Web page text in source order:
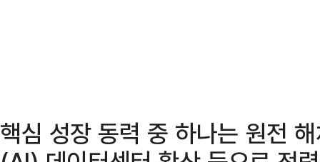
핵심 성장 동력 중 하나는 원전